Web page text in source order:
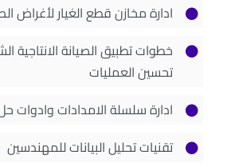
ادارة مخازن قطع الغيار لأغراض
خطوات تطبيق الصيانة الانتاجية
تحسين العمليات
ادارة سلسلة الامدادات وادوات
تقنيات تحليل البيانات للمهندسين